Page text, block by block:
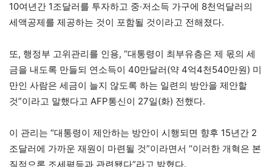
10여년간 1조달러를 투자하고 중·저소득 가구에 8천억달러의
세액공제를 제공하는 것이 포함될 것이라고 전해졌다.
또, 행정부 고위관리를 인용, “대통령이 최부유층은 제 몫의 세
금을 내도록 만들되 연소득이 40만달러(약 4억4천540만원) 미
만인 사람은 세금이 늘지 않도록 하는 일련의 방안을 제안할
것”이라고 말했다고 AFP통신이 27일(화) 전했다.
이 관리는 “대통령이 제안하는 방안이 시행되면 향후 15년간 2
조달러에 가까운 재원이 마련될 것”이라면서 “이러한 개혁은 본
질적으론 조세평등과 관련됐다”라고 밝혔다.